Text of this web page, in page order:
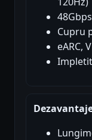
48Gbps
Cupru
eARC,